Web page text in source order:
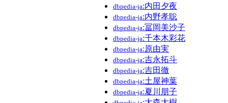
dbpedia-ja:内田夕夜
dbpedia-ja:内野孝聡
dbpedia-ja:冨岡美沙子
dbpedia-ja:千本木彩花
dbpedia-ja:原由実
dbpedia-ja:吉永拓斗
dbpedia-ja:吉田徹
dbpedia-ja:土屋神葉
dbpedia-ja:夏川朋子